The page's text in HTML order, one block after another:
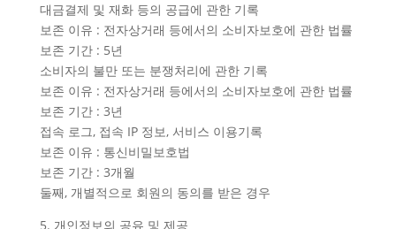
대금결제 및 재화 등의 공급에 관한 기록
보존 이유 : 전자상거래 등에서의 소비자보호에 관한 법률
보존 기간 : 5년
소비자의 불만 또는 분쟁처리에 관한 기록
보존 이유 : 전자상거래 등에서의 소비자보호에 관한 법률
보존 기간 : 3년
접속 로그, 접속 IP 정보, 서비스 이용기록
보존 이유 : 통신비밀보호법
보존 기간 : 3개월
둘째, 개별적으로 회원의 동의를 받은 경우
5. 개인정보의 공유 및 제공